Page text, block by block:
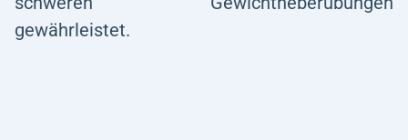
gewährleistet.